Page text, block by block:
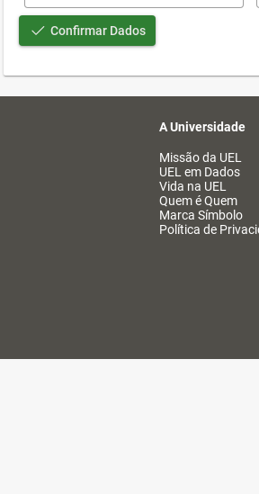
Confirmar Dados
A Universidade
Missão da UEL
UEL em Dados
Vida na UEL
Quem é Quem
Marca Símbolo
Política de